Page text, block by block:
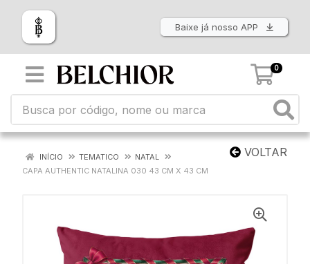
Baixe já nosso APP
0
VOLTAR
INÍCIO TEMATICO
NATAL
CAPA AUTHENTIC NATALINA 030 43 CM X 43 CM